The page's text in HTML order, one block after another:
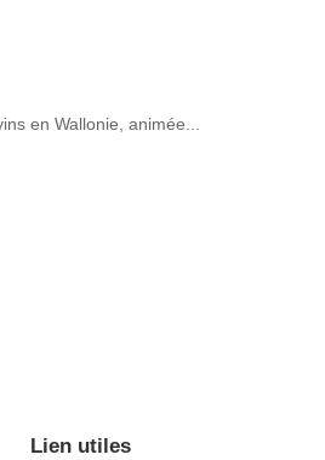
en Wallonie, animée...
Lien utiles